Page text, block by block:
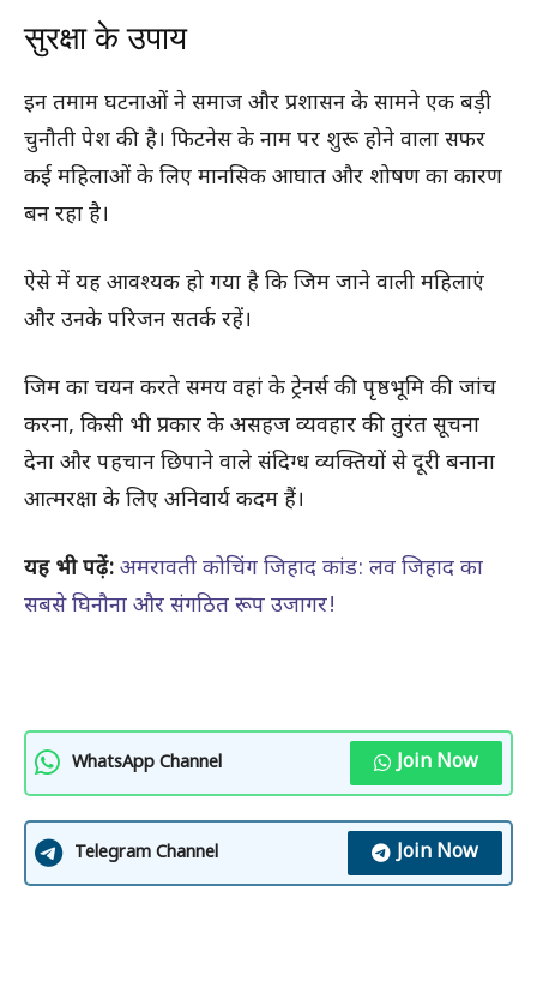
सुरक्षा के उपाय
इन तमाम घटनाओं ने समाज और प्रशासन के सामने एक बड़ी
चुनौती पेश की है। फिटनेस के नाम पर शुरू होने वाला सफर
कई महिलाओं के लिए मानसिक आघात और शोषण का कारण
बन रहा है।
ऐसे में यह आवश्यक हो गया है कि जिम जाने वाली महिलाएं
और उनके परिजन सतर्क रहें।
जिम का चयन करते समय वहां के ट्रेनर्स की पृष्ठभूमि की जांच
करना, किसी भी प्रकार के असहज व्यवहार की तुरंत सूचना
देना और पहचान छिपाने वाले संदिग्ध व्यक्तियों से दूरी बनाना
आत्मरक्षा के लिए अनिवार्य कदम हैं।
यह भी पढ़ें: अमरावती कोचिंग जिहाद कांड: लव जिहाद का
सबसे घिनौना और संगठित रूप उजागर!
WhatsApp Channel Join Now
Telegram Channel Join Now